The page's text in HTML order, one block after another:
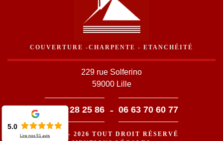
COUVERTURE -CHARPENTE - ETANCHÉITÉ
229 rue Solferino
59000 Lille
03 59 28 25 86 - 06 63 70 60 77
©2016 - 2026 TOUT DROIT RÉSERVÉ
5.0
Lire nos51 avis